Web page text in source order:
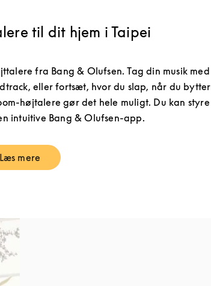
til dit hjem i Taipei
fra Bang & Olufsen. Tag din musik med
eller fortsæt, hvor du slap, når du bytter
højtalere gør det hele muligt. Du kan styre
intuitive Bang & Olufsen-app.
Læs mereLink Opens in New Tab